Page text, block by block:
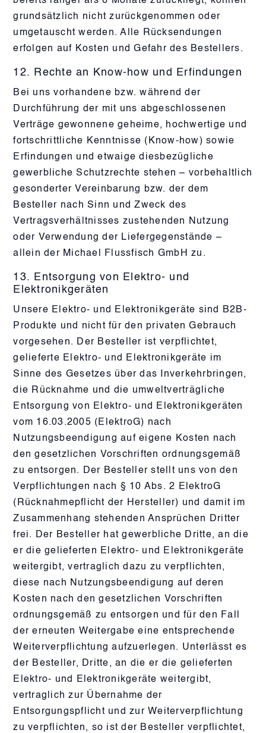
grundsätzlich nicht zurückgenommen oder
umgetauscht werden. Alle Rücksendungen
erfolgen auf Kosten und Gefahr des Bestellers.
12. Rechte an Know-how und Erfindungen
Bei uns vorhandene bzw. während der
Durchführung der mit uns abgeschlossenen
Verträge gewonnene geheime, hochwertige und
fortschrittliche Kenntnisse (Know-how) sowie
Erfindungen und etwaige diesbezügliche
gewerbliche Schutzrechte stehen – vorbehaltlich
gesonderter Vereinbarung bzw. der dem
Besteller nach Sinn und Zweck des
Vertragsverhältnisses zustehenden Nutzung
oder Verwendung der Liefergegenstände –
allein der Michael Flussfisch GmbH zu.
13. Entsorgung von Elektro- und
Elektronikgeräten
Unsere Elektro- und Elektronikgeräte sind B2B-
Produkte und nicht für den privaten Gebrauch
vorgesehen. Der Besteller ist verpflichtet,
gelieferte Elektro- und Elektronikgeräte im
Sinne des Gesetzes über das Inverkehrbringen,
die Rücknahme und die umweltverträgliche
Entsorgung von Elektro- und Elektronikgeräten
vom 16.03.2005 (ElektroG) nach
Nutzungsbeendigung auf eigene Kosten nach
den gesetzlichen Vorschriften ordnungsgemäß
zu entsorgen. Der Besteller stellt uns von den
Verpflichtungen nach § 10 Abs. 2 ElektroG
(Rücknahmepflicht der Hersteller) und damit im
Zusammenhang stehenden Ansprüchen Dritter
frei. Der Besteller hat gewerbliche Dritte, an die
er die gelieferten Elektro- und Elektronikgeräte
weitergibt, vertraglich dazu zu verpflichten,
diese nach Nutzungsbeendigung auf deren
Kosten nach den gesetzlichen Vorschriften
ordnungsgemäß zu entsorgen und für den Fall
der erneuten Weitergabe eine entsprechende
Weiterverpflichtung aufzuerlegen. Unterlässt es
der Besteller, Dritte, an die er die gelieferten
Elektro- und Elektronikgeräte weitergibt,
vertraglich zur Übernahme der
Entsorgungspflicht und zur Weiterverpflichtung
zu verpflichten, so ist der Besteller verpflichtet,